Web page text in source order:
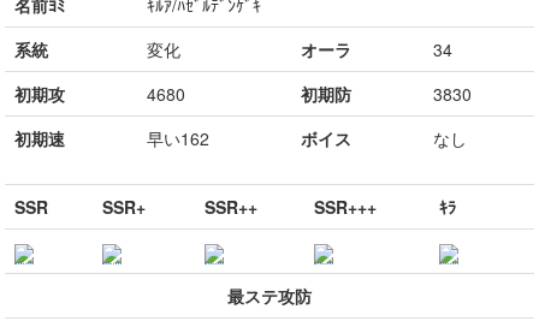
名前ﾖﾐ
ｷﾙｱ/ﾊｾﾞﾙﾃﾞﾝｹﾞｷ
系統
変化 オーラ
34
初期攻
4680 初期防
3830
初期速
早い162 ボイス なし
SSR SSR+ SSR++ SSR+++ ｷﾗ
最ステ攻防